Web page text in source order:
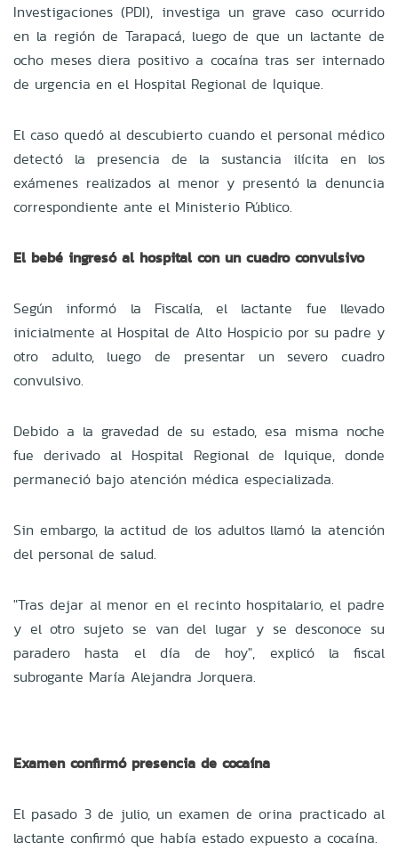
Investigaciones (PDI), investiga un grave caso ocurrido
en la región de Tarapacá, luego de que un lactante de
ocho meses diera positivo a cocaína tras ser internado
de urgencia en el Hospital Regional de Iquique.
El caso quedó al descubierto cuando el personal médico
detectó la presencia de la sustancia ilícita en los
exámenes realizados al menor y presentó la denuncia
correspondiente ante el Ministerio Público.
El bebé ingresó al hospital con un cuadro convulsivo
Según informó la Fiscalía, el lactante fue llevado
inicialmente al Hospital de Alto Hospicio por su padre y
otro adulto, luego de presentar un severo cuadro
convulsivo.
Debido a la gravedad de su estado, esa misma noche
fue derivado al Hospital Regional de Iquique, donde
permaneció bajo atención médica especializada.
Sin embargo, la actitud de los adultos llamó la atención
del personal de salud.
"Tras dejar al menor en el recinto hospitalario, el padre
y el otro sujeto se van del lugar y se desconoce su
paradero hasta el día de hoy", explicó la fiscal
subrogante María Alejandra Jorquera.
Examen confirmó presencia de cocaína
El pasado 3 de julio, un examen de orina practicado al
lactante confirmó que había estado expuesto a cocaína.